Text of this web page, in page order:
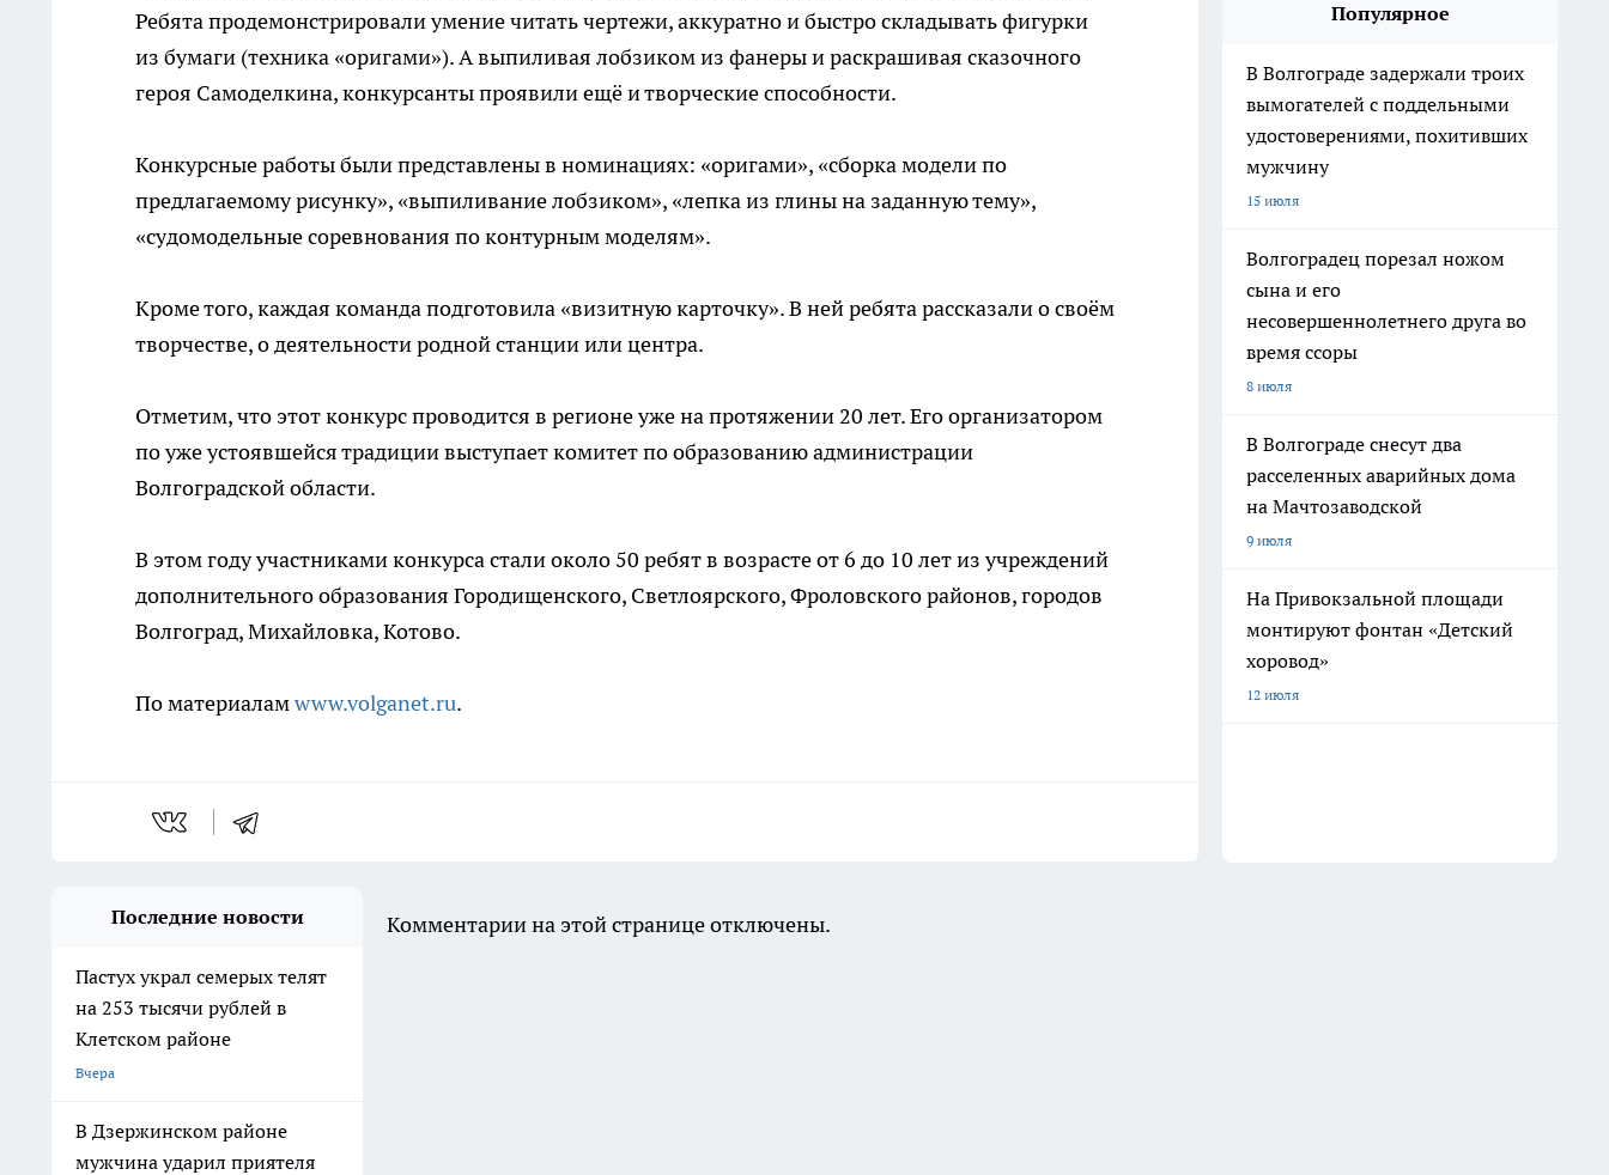
Ребята продемонстрировали умение читать чертежи, аккуратно и быстро складывать фигурки
из бумаги (техника «оригами»). А выпиливая лобзиком из фанеры и раскрашивая сказочного
героя Самоделкина, конкурсанты проявили ещё и творческие способности.
Конкурсные работы были представлены в номинациях: «оригами», «сборка модели по
предлагаемому рисунку», «выпиливание лобзиком», «лепка из глины на заданную тему»,
«судомодельные соревнования по контурным моделям».
Кроме того, каждая команда подготовила «визитную карточку». В ней ребята рассказали о своём
творчестве, о деятельности родной станции или центра.
Отметим, что этот конкурс проводится в регионе уже на протяжении 20 лет. Его организатором
по уже устоявшейся традиции выступает комитет по образованию администрации
Волгоградской области.
В этом году участниками конкурса стали около 50 ребят в возрасте от 6 до 10 лет из учреждений
дополнительного образования Городищенского, Светлоярского, Фроловского районов, городов
Волгоград, Михайловка, Котово.
По материаламwww.volganet.ru.
Популярное
В Волгограде задержали троих
вымогателей с поддельными
удостоверениями, похитивших
мужчину
15 июля
Волгоградец порезал ножом
сына и его
несовершеннолетнего друга во
время ссоры
8 июля
В Волгограде снесут два
расселенных аварийных дома
на Мачтозаводской
9 июля
На Привокзальной площади
монтируют фонтан «Детский
хоровод»
12 июля
Последние новости
Пастух украл семерых телят
на 253 тысячи рублей в
Клетском районе
Вчера
В Дзержинском районе
мужчина ударил приятеля
Комментарии на этой странице отключены.